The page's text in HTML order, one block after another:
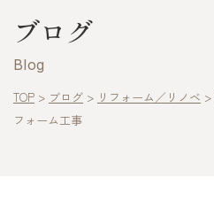
ブログ
施工事例
ブログ
Blog
TOP > ブログ > リフォーム／リノベ >
フォーム工事